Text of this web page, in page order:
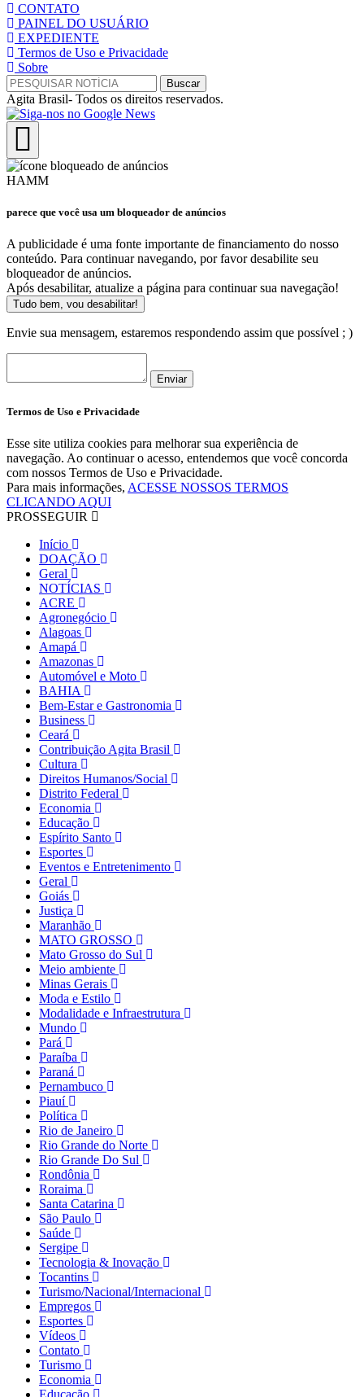
CONTATO
PAINEL DO USUÁRIO
EXPEDIENTE
Termos de Uso e Privacidade
Sobre
Agita Brasil- Todos os direitos reservados.
HAMM
parece que você usa um bloqueador de anúncios
A publicidade é uma fonte importante de financiamento do nosso
conteúdo. Para continuar navegando, por favor desabilite seu
bloqueador de anúncios.
Após desabilitar, atualize a página para continuar sua navegação!
Tudo bem, vou desabilitar!
Envie sua mensagem, estaremos respondendo assim que possível ; )
Enviar
Termos de Uso e Privacidade
Esse site utiliza cookies para melhorar sua experiência de
navegação. Ao continuar o acesso, entendemos que você concorda
com nossos Termos de Uso e Privacidade.
Para mais informações, ACESSE NOSSOS TERMOS
CLICANDO AQUI
PROSSEGUIR
Início
DOAÇÃO
Geral
NOTÍCIAS
ACRE
Agronegócio
Alagoas
Amapá
Amazonas
Automóvel e Moto
BAHIA
Bem-Estar e Gastronomia
Business
Ceará
Contribuição Agita Brasil
Cultura
Direitos Humanos/Social
Distrito Federal
Economia
Educação
Espírito Santo
Esportes
Eventos e Entretenimento
Geral
Goiás
Justiça
Maranhão
MATO GROSSO
Mato Grosso do Sul
Meio ambiente
Minas Gerais
Moda e Estilo
Modalidade e Infraestrutura
Mundo
Pará
Paraíba
Paraná
Pernambuco
Piauí
Política
Rio de Janeiro
Rio Grande do Norte
Rio Grande Do Sul
Rondônia
Roraima
Santa Catarina
São Paulo
Saúde
Sergipe
Tecnologia & Inovação
Tocantins
Turismo/Nacional/Internacional
Empregos
Esportes
Vídeos
Contato
Turismo
Economia